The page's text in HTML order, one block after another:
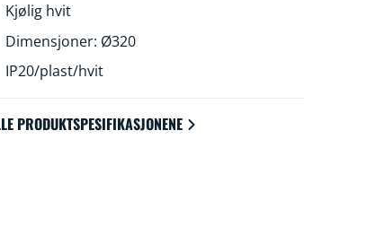
Kjølig hvit
Dimensjoner: Ø320
IP20/plast/hvit
PRODUKTSPESIFIKASJONENE